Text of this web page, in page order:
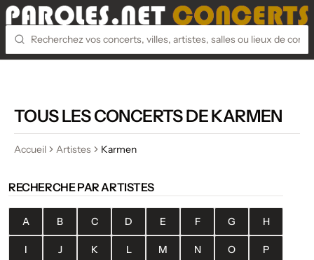
TOUS LES CONCERTS DE KARMEN
Accueil Artistes Karmen
RECHERCHE PAR ARTISTES
A B C D E F G H
I J K L M N O P